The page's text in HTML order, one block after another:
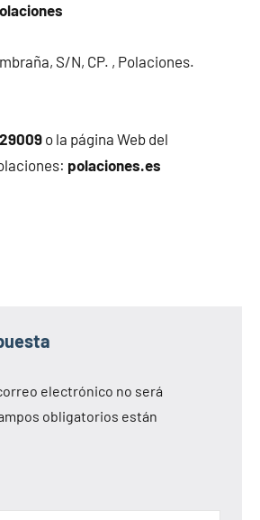
S/N, CP. , Polaciones.
o la página Web del
polaciones.es
electrónico no será
obligatorios están